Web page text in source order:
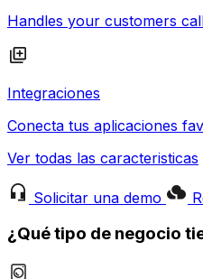
Handles your customers
Integraciones
Conecta tus aplicaciones
Ver todas las caracteristicas
Solicitar una demo
¿Qué tipo de negocio